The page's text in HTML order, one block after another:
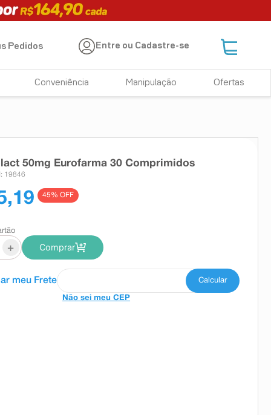
Pedidos Entre ou Cadastre-se
Conveniência Manipulação Ofertas
50mg Eurofarma 30 Comprimidos
19846
45% OFF
+ Comprar
Não sei meu CEP